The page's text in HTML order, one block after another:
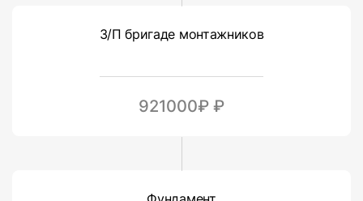
З/П бригаде монтажников
921000₽ ₽